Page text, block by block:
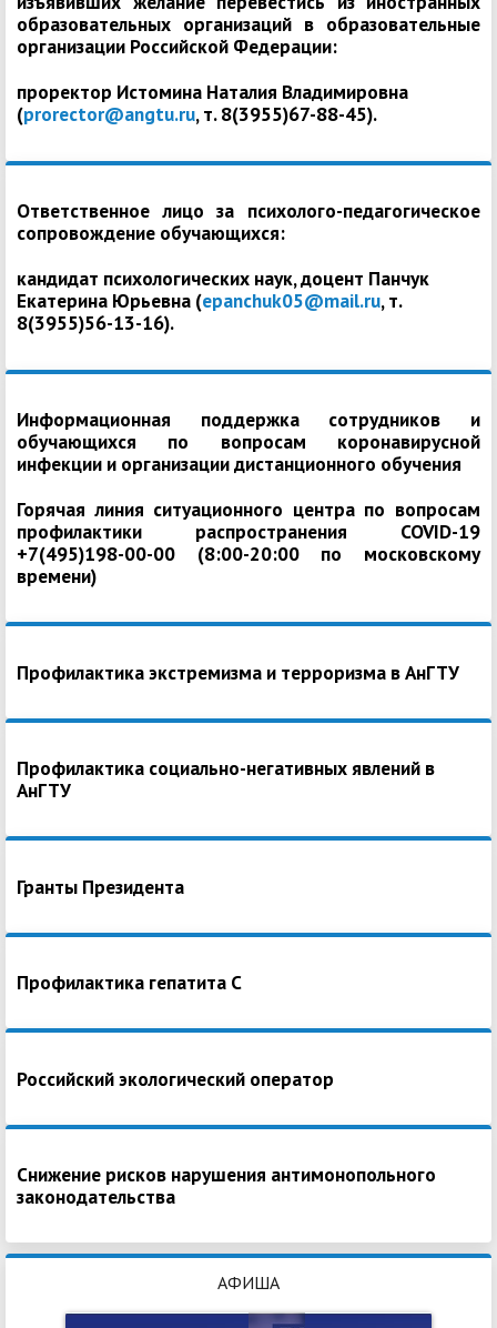
образовательных организаций в образовательные
организации Российской Федерации:
проректор Истомина Наталия Владимировна
(prorector@angtu.ru, т. 8(3955)67-88-45).
Ответственное лицо за психолого-педагогическое
сопровождение обучающихся:
кандидат психологических наук, доцент Панчук
Екатерина Юрьевна (epanchuk05@mail.ru, т.
8(3955)56-13-16).
Информационная поддержка сотрудников и
обучающихся по вопросам коронавирусной
инфекции и организации дистанционного обучения
Горячая линия ситуационного центра по вопросам
профилактики распространения COVID-19
+7(495)198-00-00 (8:00-20:00 по московскому
времени)
Профилактика экстремизма и терроризма в АнГТУ
Профилактика социально-негативных явлений в
АнГТУ
Гранты Президента
Профилактика гепатита С
Российский экологический оператор
Снижение рисков нарушения антимонопольного
законодательства
АФИША